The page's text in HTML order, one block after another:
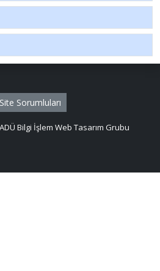
Sorumluları
Bilgi İşlem Web Tasarım Grubu